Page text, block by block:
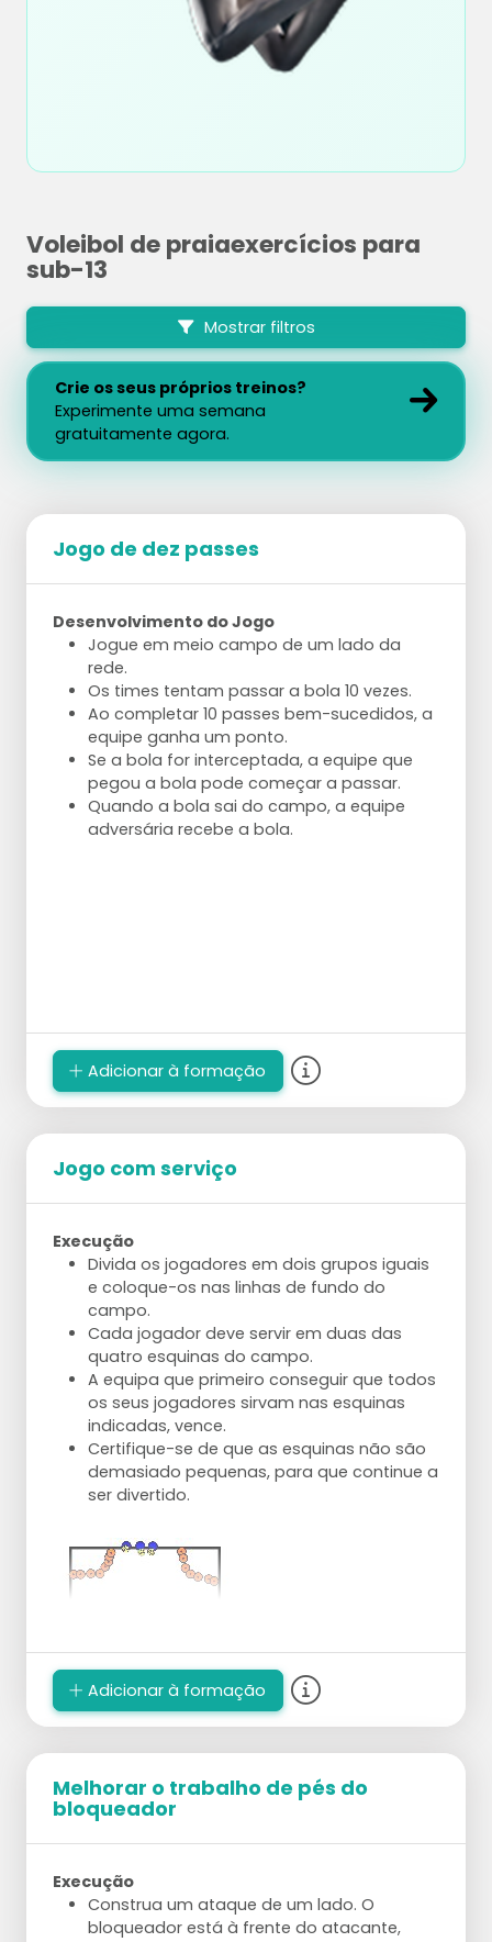
Voleibol de praiaexercícios para
sub-13
Mostrar filtros
Crie os seus próprios treinos?
Experimente uma semana
gratuitamente agora.
Jogo de dez passes
Desenvolvimento do Jogo
Jogue em meio campo de um lado da
rede.
Os times tentam passar a bola 10 vezes.
Ao completar 10 passes bem-sucedidos, a
equipe ganha um ponto.
Se a bola for interceptada, a equipe que
pegou a bola pode começar a passar.
Quando a bola sai do campo, a equipe
adversária recebe a bola.
Adicionar à formação
Jogo com serviço
Execução
Divida os jogadores em dois grupos iguais
e coloque-os nas linhas de fundo do
campo.
Cada jogador deve servir em duas das
quatro esquinas do campo.
A equipa que primeiro conseguir que todos
os seus jogadores sirvam nas esquinas
indicadas, vence.
Certifique-se de que as esquinas não são
demasiado pequenas, para que continue a
ser divertido.
Adicionar à formação
Melhorar o trabalho de pés do
bloqueador
Execução
Construa um ataque de um lado. O
bloqueador está à frente do atacante,